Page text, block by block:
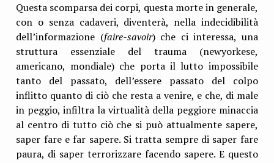
Questa scomparsa dei corpi, questa morte in generale,
con o senza cadaveri, diventerà, nella indecidibilità
dell’informazione (faire-savoir) che ci interessa, una
struttura essenziale del trauma (newyorkese,
americano, mondiale) che porta il lutto impossibile
tanto del passato, dell’essere passato del colpo
inflitto quanto di ciò che resta a venire, e che, di male
in peggio, infiltra la virtualità della peggiore minaccia
al centro di tutto ciò che si può attualmente sapere,
saper fare e far sapere. Si tratta sempre di saper fare
paura, di saper terrorizzare facendo sapere. E questo